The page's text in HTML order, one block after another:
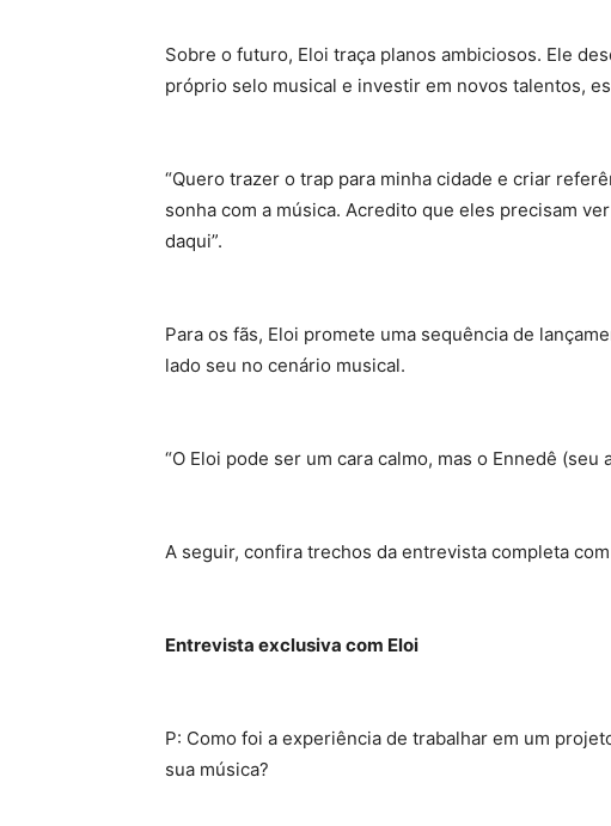
Sobre o futuro, Eloi traça planos ambiciosos. Ele
próprio selo musical e investir em novos talentos,
“Quero trazer o trap para minha cidade e criar
sonha com a música. Acredito que eles precisam
daqui”.
Para os fãs, Eloi promete uma sequência de
lado seu no cenário musical.
“O Eloi pode ser um cara calmo, mas o Ennedê (seu
A seguir, confira trechos da entrevista completa
Entrevista exclusiva com Eloi
P: Como foi a experiência de trabalhar em um
sua música?